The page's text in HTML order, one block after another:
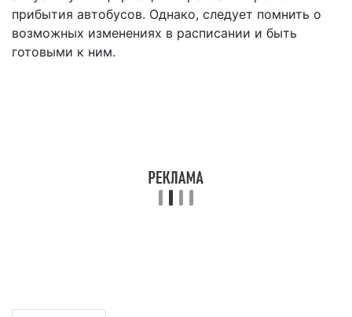
прибытия автобусов. Однако, следует помнить о
возможных изменениях в расписании и быть
готовыми к ним.